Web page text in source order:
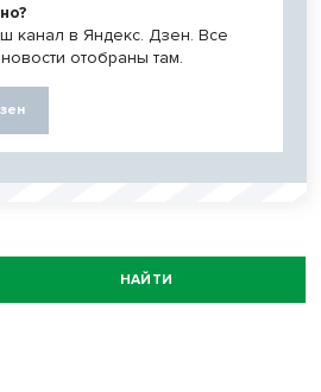
канал в Яндекс. Дзен. Все
отобраны там.
НАЙТИ